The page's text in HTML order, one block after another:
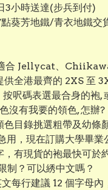
3小時送達(步兵到付)
葵芳地鐵/青衣地鐵交
合 Jellycat、
供全港最齊的 2XS 至
呎碼表選最合身的袍,
沒有我要的領色, 怎辦?
目錄挑選粗帶及幼條
用，現在訂購大學畢業
有現貨的袍最快可於
制？可以綉中文嗎？
每行建議 12 個字母內